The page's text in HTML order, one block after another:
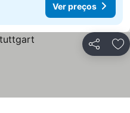
Ver preços
Partilhar